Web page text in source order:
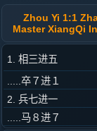
Zhou Yi 1:1
Master XiangQi
1. 相三进五
.....卒７进１
2. 兵七进一
.....马８进７